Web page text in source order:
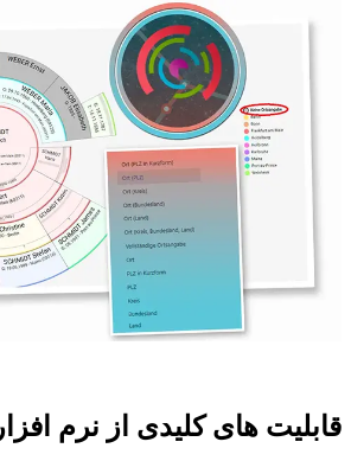
قابلیت های کلیدی از نرم افزار Heredis